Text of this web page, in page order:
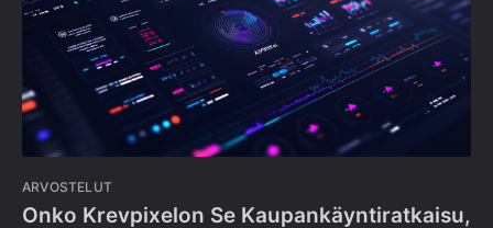
ARVOSTELUT
Onko Krevpixelon Se Kaupankäyntiratkaisu,